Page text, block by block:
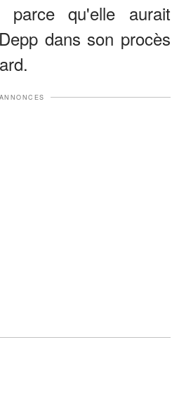
parce qu'elle aurait
dans son procès
ANNONCES